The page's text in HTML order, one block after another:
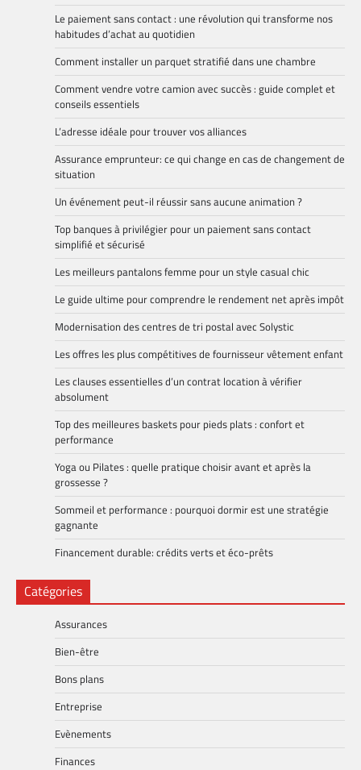
Le paiement sans contact : une révolution qui transforme nos
habitudes d’achat au quotidien
Comment installer un parquet stratifié dans une chambre
Comment vendre votre camion avec succès : guide complet et
conseils essentiels
L’adresse idéale pour trouver vos alliances
Assurance emprunteur: ce qui change en cas de changement de
situation
Un événement peut-il réussir sans aucune animation ?
Top banques à privilégier pour un paiement sans contact
simplifié et sécurisé
Les meilleurs pantalons femme pour un style casual chic
Le guide ultime pour comprendre le rendement net après impôt
Modernisation des centres de tri postal avec Solystic
Les offres les plus compétitives de fournisseur vêtement enfant
Les clauses essentielles d’un contrat location à vérifier
absolument
Top des meilleures baskets pour pieds plats : confort et
performance
Yoga ou Pilates : quelle pratique choisir avant et après la
grossesse ?
Sommeil et performance : pourquoi dormir est une stratégie
gagnante
Financement durable: crédits verts et éco-prêts
Catégories
Assurances
Bien-être
Bons plans
Entreprise
Evènements
Finances